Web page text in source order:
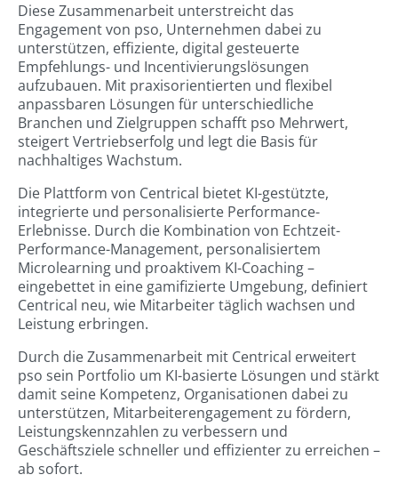
Diese Zusammenarbeit unterstreicht das
Engagement von pso, Unternehmen dabei zu
unterstützen, effiziente, digital gesteuerte
Empfehlungs- und Incentivierungslösungen
aufzubauen. Mit praxisorientierten und flexibel
anpassbaren Lösungen für unterschiedliche
Branchen und Zielgruppen schafft pso Mehrwert,
steigert Vertriebserfolg und legt die Basis für
nachhaltiges Wachstum.
Die Plattform von Centrical bietet KI-gestützte,
integrierte und personalisierte Performance-
Erlebnisse. Durch die Kombination von Echtzeit-
Performance-Management, personalisiertem
Microlearning und proaktivem KI-Coaching –
eingebettet in eine gamifizierte Umgebung, definiert
Centrical neu, wie Mitarbeiter täglich wachsen und
Leistung erbringen.
Durch die Zusammenarbeit mit Centrical erweitert
pso sein Portfolio um KI-basierte Lösungen und stärkt
damit seine Kompetenz, Organisationen dabei zu
unterstützen, Mitarbeiterengagement zu fördern,
Leistungskennzahlen zu verbessern und
Geschäftsziele schneller und effizienter zu erreichen –
ab sofort.